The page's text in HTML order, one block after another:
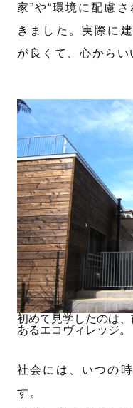
家”や“環境に配慮
きました。実際に
が良くて、心からい
初めて見学したのは
あるエコヴィレッジ。
社会には、いつの
す。